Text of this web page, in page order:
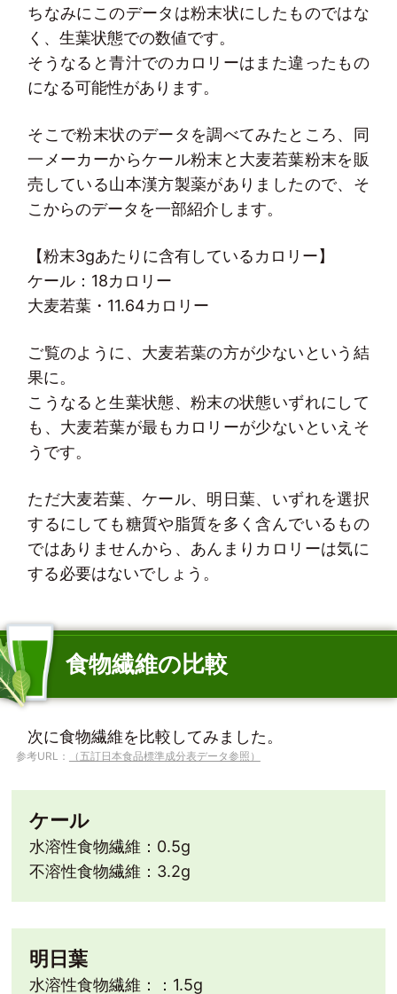
ちなみにこのデータは粉末状にしたものではな
く、生葉状態での数値です。
そうなると青汁でのカロリーはまた違ったもの
になる可能性があります。
そこで粉末状のデータを調べてみたところ、同
一メーカーからケール粉末と大麦若葉粉末を販
売している山本漢方製薬がありましたので、そ
こからのデータを一部紹介します。
【粉末3gあたりに含有しているカロリー】
ケール：18カロリー
大麦若葉・11.64カロリー
ご覧のように、大麦若葉の方が少ないという結
果に。
こうなると生葉状態、粉末の状態いずれにして
も、大麦若葉が最もカロリーが少ないといえそ
うです。
ただ大麦若葉、ケール、明日葉、いずれを選択
するにしても糖質や脂質を多く含んでいるもの
ではありませんから、あんまりカロリーは気に
する必要はないでしょう。
食物繊維の比較
次に食物繊維を比較してみました。
参考URL： （五訂日本食品標準成分表データ参照）
ケール
水溶性食物繊維：0.5g
不溶性食物繊維：3.2g
明日葉
水溶性食物繊維：：1.5g